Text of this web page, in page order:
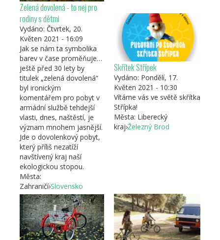
Zelená dovolená - to nej pro
rodiny s dětmi
Vydáno: Čtvrtek, 20.
Květen 2021 - 16:09
Jak se nám ta symbolika
barev v čase proměňuje…
ještě před 30 lety by
titulek „zelená dovolená“
byl ironickým
komentářem pro pobyt v
armádní službě tehdejší
vlasti, dnes, naštěstí, je
význam mnohem jasnější.
Jde o dovolenkový pobyt,
který příliš nezatíží
navštívený kraj naší
ekologickou stopou.
Města:
Zahraničí›Slovensko
Skřítek Střípek
Vydáno: Pondělí, 17.
Květen 2021 - 10:30
Vítáme vás ve světě skřítka
Střípka!
Města: Liberecký
kraj›Železný Brod